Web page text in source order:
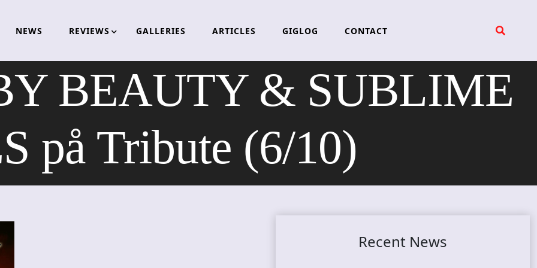
NEWS REVIEWS GALLERIES ARTICLES GIGLOG CONTACT
BEAUTY & SUBLIME
på Tribute (6/10)
Recent News